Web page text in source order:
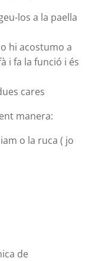
los a la paella
hi acostumo a
i fa la funció i és
cares
manera:
o la ruca ( jo
de